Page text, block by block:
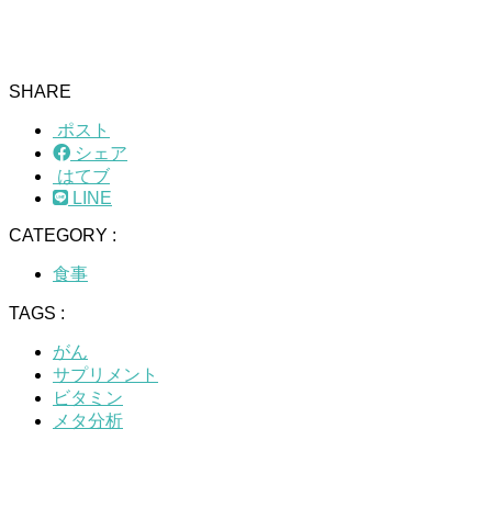
SHARE
ポスト
シェア
はてブ
LINE
CATEGORY :
食事
TAGS :
がん
サプリメント
ビタミン
メタ分析